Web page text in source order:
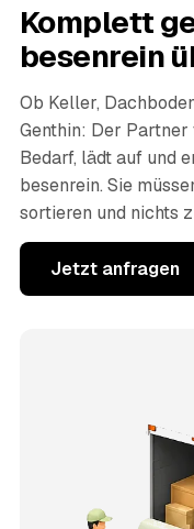
Komplett
besenrein
Ob Keller,
Genthin: Der
Bedarf, lädt auf und
besenrein. Sie
sortieren und nichts
Jetzt anfragen